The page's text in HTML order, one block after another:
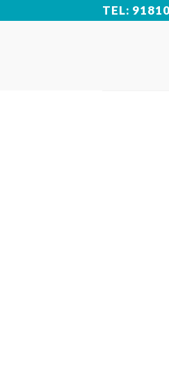
TEL: